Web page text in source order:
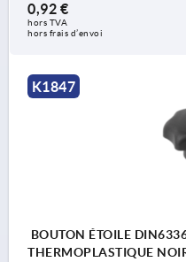
0,92 €
hors TVA
hors frais d’envoi
K1847
BOUTON ÉTOILE
THERMOPLASTIQUE